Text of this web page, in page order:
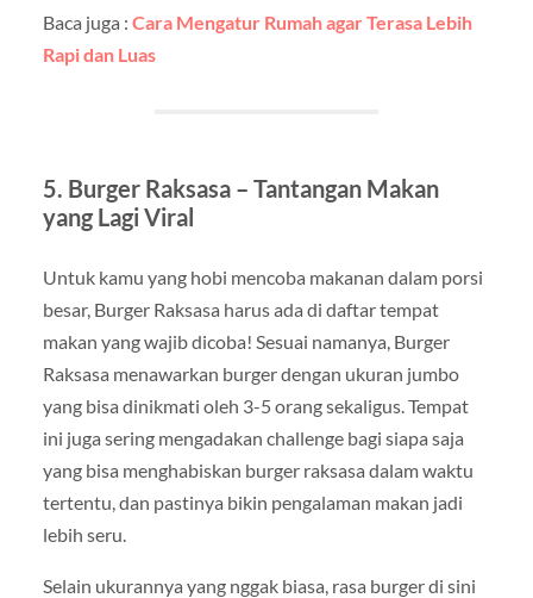
Baca juga : Cara Mengatur Rumah agar Terasa Lebih
Rapi dan Luas
5. Burger Raksasa – Tantangan Makan
yang Lagi Viral
Untuk kamu yang hobi mencoba makanan dalam porsi
besar, Burger Raksasa harus ada di daftar tempat
makan yang wajib dicoba! Sesuai namanya, Burger
Raksasa menawarkan burger dengan ukuran jumbo
yang bisa dinikmati oleh 3-5 orang sekaligus. Tempat
ini juga sering mengadakan challenge bagi siapa saja
yang bisa menghabiskan burger raksasa dalam waktu
tertentu, dan pastinya bikin pengalaman makan jadi
lebih seru.
Selain ukurannya yang nggak biasa, rasa burger di sini